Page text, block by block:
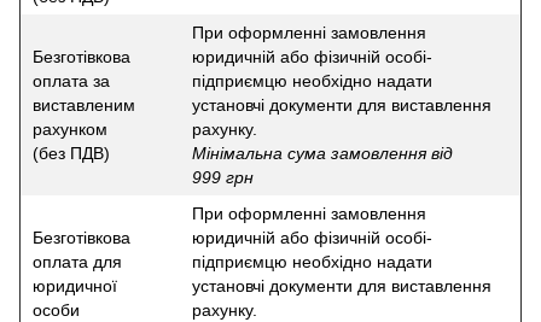
Безготівкова
оплата за
виставленим
рахунком
(без ПДВ)
При оформленні замовлення
юридичній або фізичній особі-
підприємцю необхідно надати
установчі документи для виставлення
рахунку.
Мінімальна сума замовлення від
999 грн
Безготівкова
оплата для
юридичної
особи
При оформленні замовлення
юридичній або фізичній особі-
підприємцю необхідно надати
установчі документи для виставлення
рахунку.